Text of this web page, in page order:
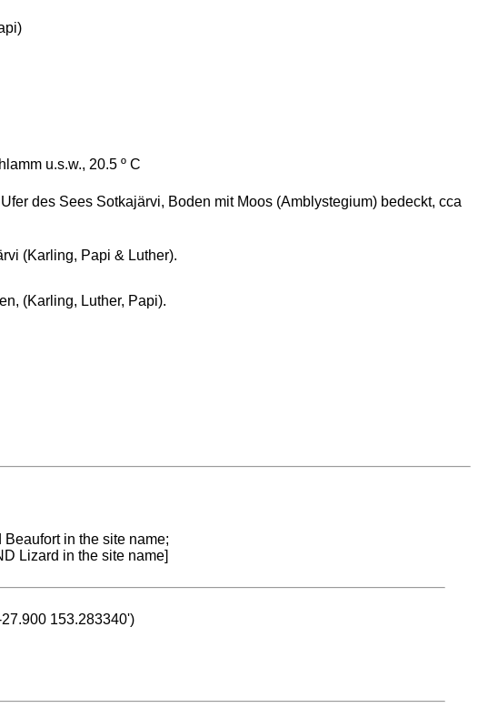
u.s.w., 20.5 º C
des Sees Sotkajärvi, Boden mit Moos (Amblystegium) bedeckt, cca
(Karling, Papi & Luther).
(Karling, Luther, Papi).
in the site name;
Lizard in the site name]
153.283340')